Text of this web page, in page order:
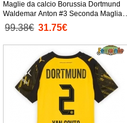
Maglie da calcio Borussia Dortmund
Waldemar Anton #3 Seconda Maglia
Femminile 2025-26 Manica Corta
99.38€ 31.75€